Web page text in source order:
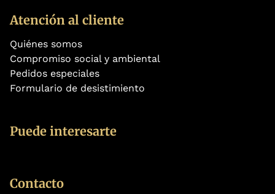
Atención al cliente
Quiénes somos
Compromiso social y ambiental
Pedidos especiales
Formulario de desistimiento
Puede interesarte
Contacto